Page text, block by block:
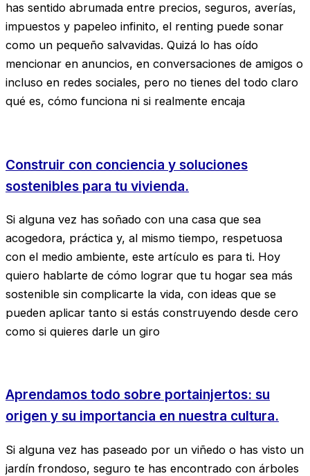
has sentido abrumada entre precios, seguros, averías,
impuestos y papeleo infinito, el renting puede sonar
como un pequeño salvavidas. Quizá lo has oído
mencionar en anuncios, en conversaciones de amigos o
incluso en redes sociales, pero no tienes del todo claro
qué es, cómo funciona ni si realmente encaja
Construir con conciencia y soluciones
sostenibles para tu vivienda.
Si alguna vez has soñado con una casa que sea
acogedora, práctica y, al mismo tiempo, respetuosa
con el medio ambiente, este artículo es para ti. Hoy
quiero hablarte de cómo lograr que tu hogar sea más
sostenible sin complicarte la vida, con ideas que se
pueden aplicar tanto si estás construyendo desde cero
como si quieres darle un giro
Aprendamos todo sobre portainjertos: su
origen y su importancia en nuestra cultura.
Si alguna vez has paseado por un viñedo o has visto un
jardín frondoso, seguro te has encontrado con árboles